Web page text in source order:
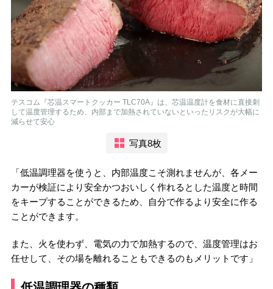
テスコム『芯温スマートクッカー TLC70A』は、芯温温度計を食材に直接刺
して温度管理するため、内部まで加熱されていないといったリスクが大幅に
減らせて安心
写真8枚
「低温調理器を使うと、内部温度こそ測れませんが、各メー
カーが検証により安全かつおいしく作れるとした温度と時間
をキープすることができるため、自分で作るより安全に作る
ことができます。
また、火を使わず、電気の力で加熱するので、温度管理はお
任せして、その場を離れることもできるのもメリットです」